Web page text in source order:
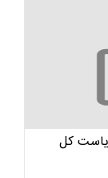
کل